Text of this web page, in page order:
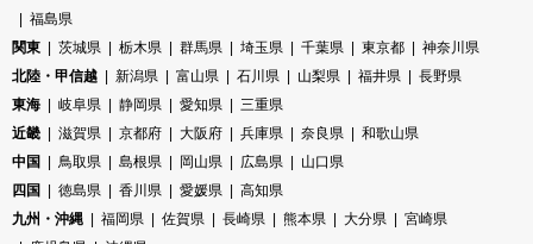
福島県
関東
茨城県 栃木県 群馬県 埼玉県 千葉県 東京都
神奈川県
北陸・甲信越
新潟県 富山県 石川県 山梨県 福井県
長野県
東海
岐阜県 静岡県 愛知県
三重県
近畿
滋賀県 京都府 大阪府 兵庫県 奈良県
和歌山県
中国
鳥取県 島根県 岡山県 広島県
山口県
四国
徳島県 香川県 愛媛県
高知県
九州・沖縄
福岡県 佐賀県 長崎県 熊本県 大分県
宮崎県